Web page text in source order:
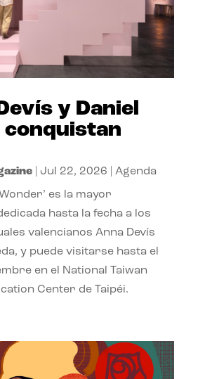
y Daniel
conquistan
| Jul 22, 2026 Agenda
es la mayor
hasta la fecha a los
valencianos Anna Devís
y puede visitarse hasta el
en el National Taiwan
Center de Taipéi.